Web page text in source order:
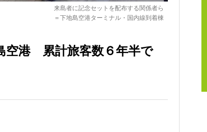
来島者に記念セットを配布する関係者ら
＝下地島空港ターミナル・国内線到着棟
港 累計旅客数６年半で